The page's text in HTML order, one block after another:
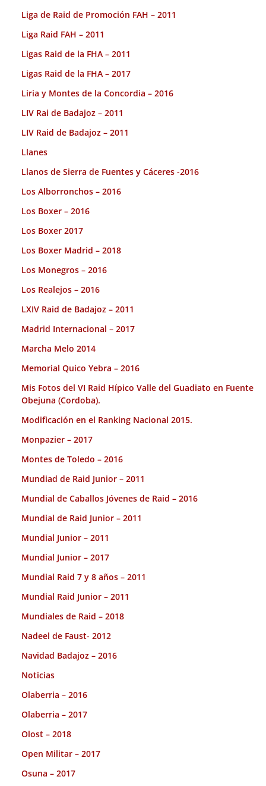
Liga de Raid de Promoción FAH – 2011
Liga Raid FAH – 2011
Ligas Raid de la FHA – 2011
Ligas Raid de la FHA – 2017
Liria y Montes de la Concordia – 2016
LIV Rai de Badajoz – 2011
LIV Raid de Badajoz – 2011
Llanes
Llanos de Sierra de Fuentes y Cáceres -2016
Los Alborronchos – 2016
Los Boxer – 2016
Los Boxer 2017
Los Boxer Madrid – 2018
Los Monegros – 2016
Los Realejos – 2016
LXIV Raid de Badajoz – 2011
Madrid Internacional – 2017
Marcha Melo 2014
Memorial Quico Yebra – 2016
Mis Fotos del VI Raid Hípico Valle del Guadiato en Fuente
Obejuna (Cordoba).
Modificación en el Ranking Nacional 2015.
Monpazier – 2017
Montes de Toledo – 2016
Mundiad de Raid Junior – 2011
Mundial de Caballos Jóvenes de Raid – 2016
Mundial de Raid Junior – 2011
Mundial Junior – 2011
Mundial Junior – 2017
Mundial Raid 7 y 8 años – 2011
Mundial Raid Junior – 2011
Mundiales de Raid – 2018
Nadeel de Faust- 2012
Navidad Badajoz – 2016
Noticias
Olaberria – 2016
Olaberria – 2017
Olost – 2018
Open Militar – 2017
Osuna – 2017